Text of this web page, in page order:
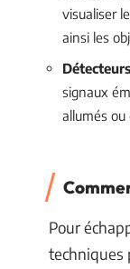
visualiser
ainsi les
signaux
allumés ou
Pour
techniques